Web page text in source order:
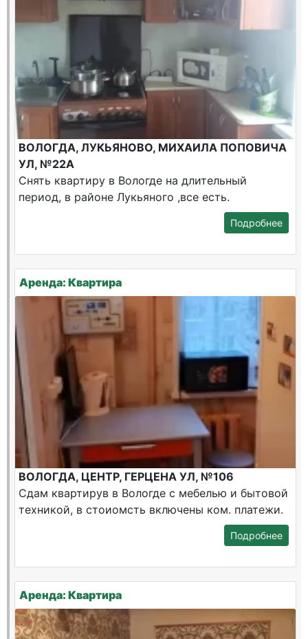
ВОЛОГДА, ЛУКЬЯНОВО, МИХАИЛА ПОПОВИЧА
УЛ, №22А
Снять квартиру в Вологде на длительный
период, в районе Лукьяного ,все есть.
Подробнее
Аренда: Квартира
ВОЛОГДА, ЦЕНТР, ГЕРЦЕНА УЛ, №106
Сдам квартирув в Вологде с мебелью и бытовой
техникой, в стоиомсть включены ком. платежи.
Подробнее
Аренда: Квартира